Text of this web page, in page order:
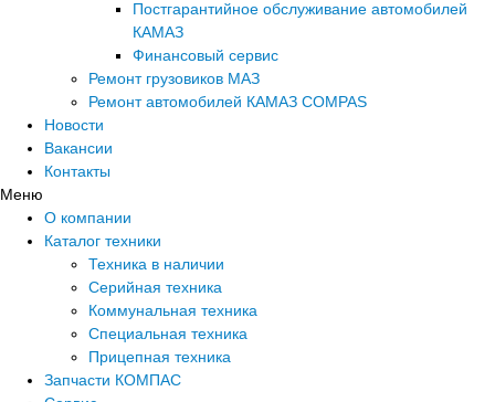
Постгарантийное обслуживание автомобилей
КАМАЗ
Финансовый сервис
Ремонт грузовиков МАЗ
Ремонт автомобилей КАМАЗ COMPAS
Новости
Вакансии
Контакты
Меню
О компании
Каталог техники
Техника в наличии
Серийная техника
Коммунальная техника
Специальная техника
Прицепная техника
Запчасти КОМПАС